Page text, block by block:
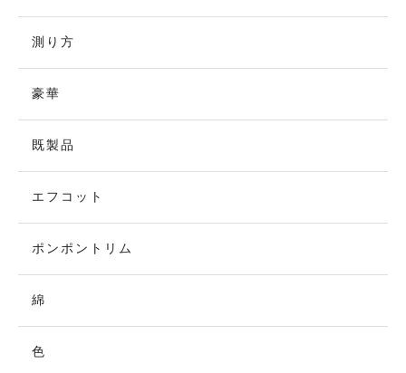
測り方
豪華
既製品
エフコット
ポンポントリム
綿
色